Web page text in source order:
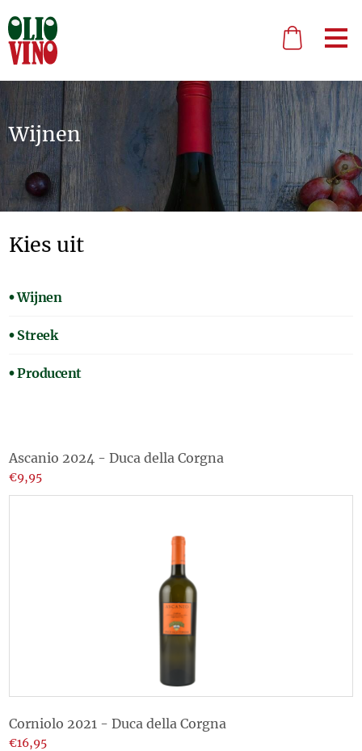
Wijnen
Kies uit
Wijnen
Streek
Producent
Ascanio 2024 - Duca della Corgna
€9,95
Corniolo 2021 - Duca della Corgna
€16,95